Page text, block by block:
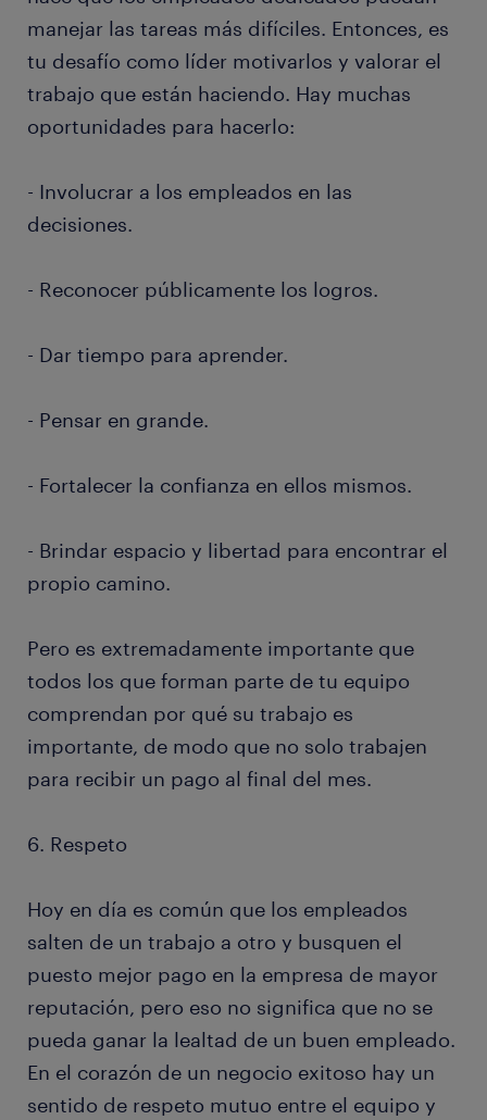
manejar las tareas más difíciles. Entonces, es
tu desafío como líder motivarlos y valorar el
trabajo que están haciendo. Hay muchas
oportunidades para hacerlo:
- Involucrar a los empleados en las
decisiones.
- Reconocer públicamente los logros.
- Dar tiempo para aprender.
- Pensar en grande.
- Fortalecer la confianza en ellos mismos.
- Brindar espacio y libertad para encontrar el
propio camino.
Pero es extremadamente importante que
todos los que forman parte de tu equipo
comprendan por qué su trabajo es
importante, de modo que no solo trabajen
para recibir un pago al final del mes.
6. Respeto
Hoy en día es común que los empleados
salten de un trabajo a otro y busquen el
puesto mejor pago en la empresa de mayor
reputación, pero eso no significa que no se
pueda ganar la lealtad de un buen empleado.
En el corazón de un negocio exitoso hay un
sentido de respeto mutuo entre el equipo y